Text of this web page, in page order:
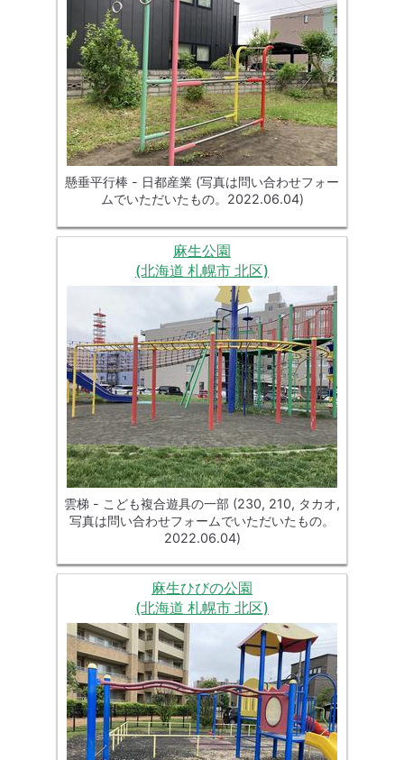
懸垂平行棒 - 日都産業 (写真は問い合わせフォー
ムでいただいたもの。2022.06.04)
麻生公園
(北海道 札幌市 北区)
雲梯 - こども複合遊具の一部 (230, 210, タカオ,
写真は問い合わせフォームでいただいたもの。
2022.06.04)
麻生ひびの公園
(北海道 札幌市 北区)